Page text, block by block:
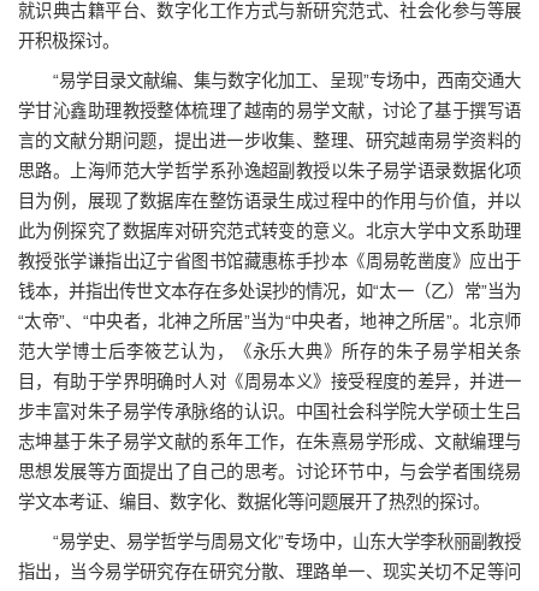
就识典古籍平台、数字化工作方式与新研究范式、社会化参与等展
开积极探讨。
“易学目录文献编、集与数字化加工、呈现”专场中，西南交通大
学甘沁鑫助理教授整体梳理了越南的易学文献，讨论了基于撰写语
言的文献分期问题，提出进一步收集、整理、研究越南易学资料的
思路。上海师范大学哲学系孙逸超副教授以朱子易学语录数据化项
目为例，展现了数据库在整饬语录生成过程中的作用与价值，并以
此为例探究了数据库对研究范式转变的意义。北京大学中文系助理
教授张学谦指出辽宁省图书馆藏惠栋手抄本《周易乾凿度》应出于
钱本，并指出传世文本存在多处误抄的情况，如“太一（乙）常”当为
“太帝”、“中央者，北神之所居”当为“中央者，地神之所居”。北京师
范大学博士后李筱艺认为，《永乐大典》所存的朱子易学相关条
目，有助于学界明确时人对《周易本义》接受程度的差异，并进一
步丰富对朱子易学传承脉络的认识。中国社会科学院大学硕士生吕
志坤基于朱子易学文献的系年工作，在朱熹易学形成、文献编理与
思想发展等方面提出了自己的思考。讨论环节中，与会学者围绕易
学文本考证、编目、数字化、数据化等问题展开了热烈的探讨。
“易学史、易学哲学与周易文化”专场中，山东大学李秋丽副教授
指出，当今易学研究存在研究分散、理路单一、现实关切不足等问